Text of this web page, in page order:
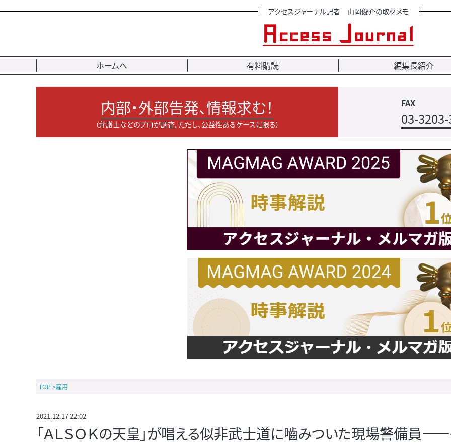
アクセスジャーナル記者 山岡俊介の取材メモ
ホームへ 有料購読 編集長紹介
内部・外部告発、情報求む！
（弁護士などのプロが調査。ただし、公益性あるケースに限る）
FAX
03-
TOP >雇用
2021.12.17 22:02
「ＡＬＳＯＫの天皇」が唱える似非武士道に嚙みついた現場警備員